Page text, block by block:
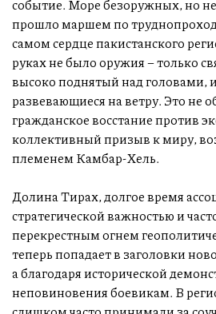
событие. Море безоружных, но
прошло маршем по
самом сердце пакистанского
руках не было оружия – только
высоко поднятый над головами,
развевающиеся на ветру. Это не
гражданское восстание против
коллективный призыв к миру,
племенем Камбар-Хель.
Долина Тирах, долгое время
стратегической важностью и
перекрестным огнем
теперь попадает в заголовки
а благодаря исторической
неповиновения боевикам. В